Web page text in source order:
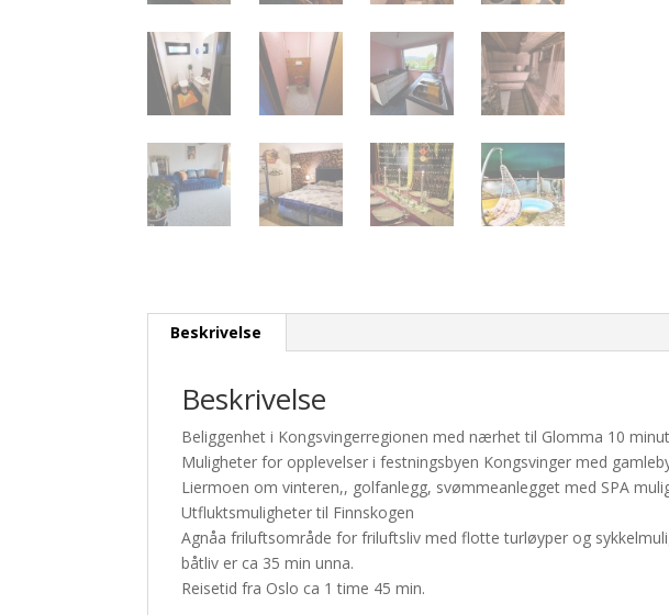
Beskrivelse
Beskrivelse
Beliggenhet i Kongsvingerregionen med nærhet til Glomma 10
Muligheter for opplevelser i festningsbyen Kongsvinger med
Liermoen om vinteren,, golfanlegg, svømmeanlegget med SPA
Utfluktsmuligheter til Finnskogen
Agnåa friluftsområde for friluftsliv med flotte turløyper og
båtliv er ca 35 min unna.
Reisetid fra Oslo ca 1 time 45 min.